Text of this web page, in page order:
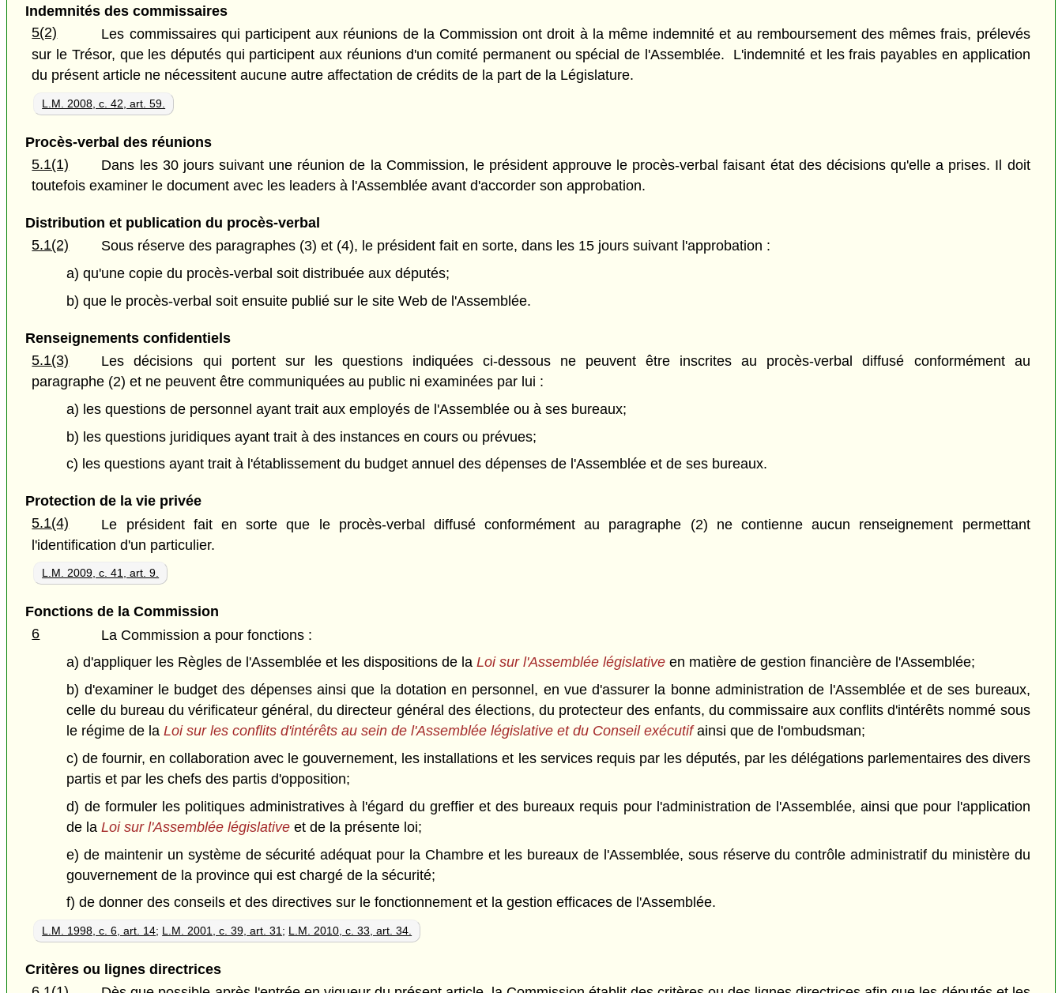
Indemnités des commissaires
5(2)
Les commissaires qui participent aux réunions de la Commission ont droit à la même indemnité et au remboursement des mêmes frais, prélevés
sur le Trésor, que les députés qui participent aux réunions d'un comité permanent ou spécial de l'Assemblée. L'indemnité et les frais payables en application
du présent article ne nécessitent aucune autre affectation de crédits de la part de la Législature.
L.M. 2008, c. 42, art. 59.
Procès-verbal des réunions
5.1(1)
Dans les 30 jours suivant une réunion de la Commission, le président approuve le procès-verbal faisant état des décisions qu'elle a prises. Il doit
toutefois examiner le document avec les leaders à l'Assemblée avant d'accorder son approbation.
Distribution et publication du procès-verbal
5.1(2)
Sous réserve des paragraphes (3) et (4), le président fait en sorte, dans les 15 jours suivant l'approbation :
a) qu'une copie du procès-verbal soit distribuée aux députés;
b) que le procès-verbal soit ensuite publié sur le site Web de l'Assemblée.
Renseignements confidentiels
5.1(3)
Les décisions qui portent sur les questions indiquées ci-dessous ne peuvent être inscrites au procès-verbal diffusé conformément au
paragraphe (2) et ne peuvent être communiquées au public ni examinées par lui :
a) les questions de personnel ayant trait aux employés de l'Assemblée ou à ses bureaux;
b) les questions juridiques ayant trait à des instances en cours ou prévues;
c) les questions ayant trait à l'établissement du budget annuel des dépenses de l'Assemblée et de ses bureaux.
Protection de la vie privée
5.1(4)
Le président fait en sorte que le procès-verbal diffusé conformément au paragraphe (2) ne contienne aucun renseignement permettant
l'identification d'un particulier.
L.M. 2009, c. 41, art. 9.
Fonctions de la Commission
6
La Commission a pour fonctions :
a) d'appliquer les Règles de l'Assemblée et les dispositions de laLoi sur l'Assemblée législative en matière de gestion financière de l'Assemblée;
b) d'examiner le budget des dépenses ainsi que la dotation en personnel, en vue d'assurer la bonne administration de l'Assemblée et de ses bureaux,
celle du bureau du vérificateur général, du directeur général des élections, du protecteur des enfants, du commissaire aux conflits d'intérêts nommé sous
le régime de laLoi sur les conflits d'intérêts au sein de l'Assemblée législative et du Conseil exécutifainsi que de l'ombudsman;
c) de fournir, en collaboration avec le gouvernement, les installations et les services requis par les députés, par les délégations parlementaires des divers
partis et par les chefs des partis d'opposition;
d) de formuler les politiques administratives à l'égard du greffier et des bureaux requis pour l'administration de l'Assemblée, ainsi que pour l'application
de laLoi sur l'Assemblée législative et de la présente loi;
e) de maintenir un système de sécurité adéquat pour la Chambre et les bureaux de l'Assemblée, sous réserve du contrôle administratif du ministère du
gouvernement de la province qui est chargé de la sécurité;
f) de donner des conseils et des directives sur le fonctionnement et la gestion efficaces de l'Assemblée.
L.M. 1998, c. 6, art. 14; L.M. 2001, c. 39, art. 31 ; L.M. 2010, c. 33, art. 34.
Critères ou lignes directrices